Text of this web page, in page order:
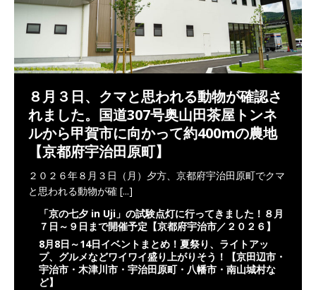
８月３日、クマと思われる動物が確認さ
れました。国道307号奥山田茶屋トンネ
ルから甲賀市に向かって約400mの農地
【京都府宇治田原町】
２０２６年８月３日（月）夕方、京都府宇治田原町でクマ
と思われる動物が確 [...]
「京の七夕 in Uji」の試験点灯に行ってきました！８月
７日～９日まで開催予定【京都府宇治市／２０２６】
8月8日～14日イベントまとめ！夏祭り、ライトアッ
プ、グルメなどワイワイ盛り上がりそう！【京田辺市・
宇治市・木津川市・宇治田原町・八幡市・南山城村な
ど】